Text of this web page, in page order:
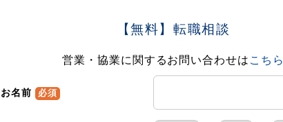
【無料】転職相談
営業・協業に関するお問い合わせは こちら
お名前 必須